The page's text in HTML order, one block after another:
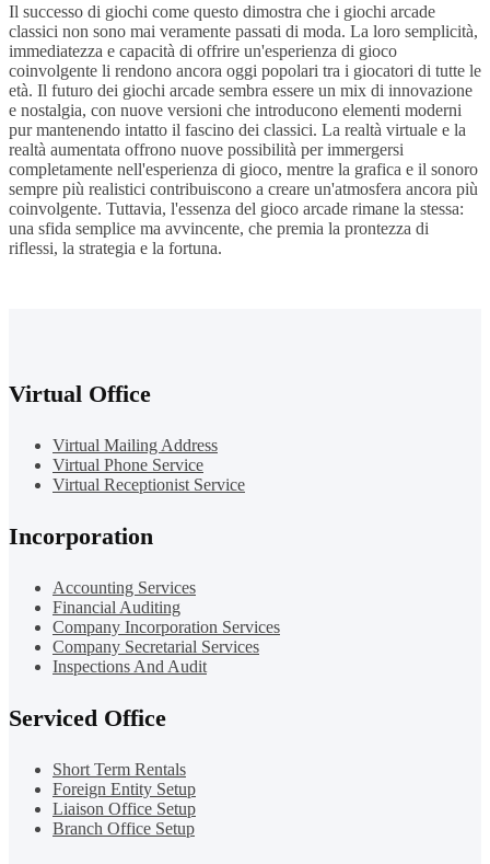
Il successo di giochi come questo dimostra che i giochi arcade
classici non sono mai veramente passati di moda. La loro semplicità,
immediatezza e capacità di offrire un'esperienza di gioco
coinvolgente li rendono ancora oggi popolari tra i giocatori di tutte le
età. Il futuro dei giochi arcade sembra essere un mix di innovazione
e nostalgia, con nuove versioni che introducono elementi moderni
pur mantenendo intatto il fascino dei classici. La realtà virtuale e la
realtà aumentata offrono nuove possibilità per immergersi
completamente nell'esperienza di gioco, mentre la grafica e il sonoro
sempre più realistici contribuiscono a creare un'atmosfera ancora più
coinvolgente. Tuttavia, l'essenza del gioco arcade rimane la stessa:
una sfida semplice ma avvincente, che premia la prontezza di
riflessi, la strategia e la fortuna.
Virtual Office
Virtual Mailing Address
Virtual Phone Service
Virtual Receptionist Service
Incorporation
Accounting Services
Financial Auditing
Company Incorporation Services
Company Secretarial Services
Inspections And Audit
Serviced Office
Short Term Rentals
Foreign Entity Setup
Liaison Office Setup
Branch Office Setup